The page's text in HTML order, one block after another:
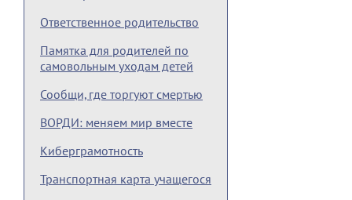
Ответственное родительство
Памятка для родителей по
самовольным уходам детей
Сообщи, где торгуют смертью
ВОРДИ: меняем мир вместе
Киберграмотность
Транспортная карта учащегося